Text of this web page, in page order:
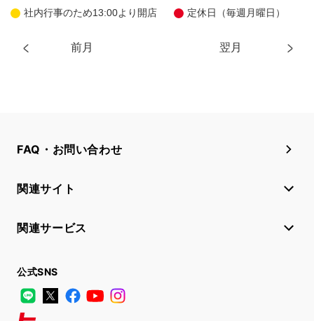
前月 翌月
社内行事のため13:00より開店 定休日（毎週月曜日）
FAQ・お問い合わせ
関連サイト
関連サービス
公式SNS
LINE
X FacebookYouTube